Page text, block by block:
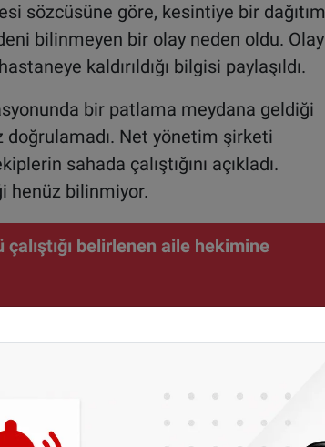
sözcüsüne göre, kesintiye bir dağıtım
bilinmeyen bir olay neden oldu. Olay
kaldırıldığı bilgisi paylaşıldı.
bir patlama meydana geldiği
Net yönetim şirketi
sahada çalıştığını açıkladı.
henüz bilinmiyor.
belirlenen aile hekimine
doğrudan telefonunuza gelmesini
mağaza, kasaların ve ödeme